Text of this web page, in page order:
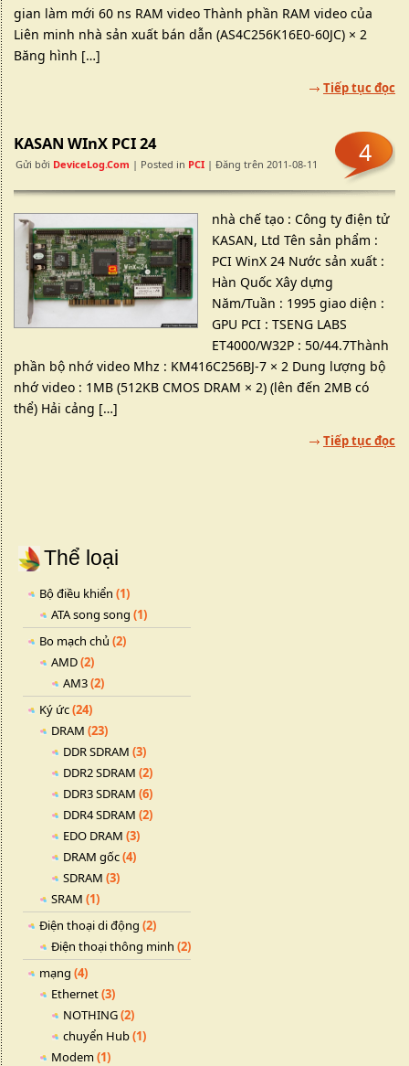
gian làm mới 60 ns RAM video Thành phần RAM video của
Liên minh nhà sản xuất bán dẫn (AS4C256K16E0-60JC) × 2
Băng hình […]
Tiếp tục đọc
KASAN WInX PCI 24
Gửi bởi DeviceLog.com | Posted in PCI | Đăng trên 2011-08-11 4
nhà chế tạo : Công ty điện tử
KASAN, Ltd Tên sản phẩm :
PCI WinX 24 Nước sản xuất :
Hàn Quốc Xây dựng
Năm/Tuần : 1995 giao diện :
GPU PCI : TSENG LABS
ET4000/W32P : 50/44.7Thành
phần bộ nhớ video Mhz : KM416C256BJ-7 × 2 Dung lượng bộ
nhớ video : 1MB (512KB CMOS DRAM × 2) (lên đến 2MB có
thể) Hải cảng […]
Tiếp tục đọc
Thể loại
Bộ điều khiển (1)
ATA song song (1)
Bo mạch chủ (2)
AMD(2)
AM3(2)
Ký ức(24)
DRAM (23)
DDR SDRAM (3)
DDR2 SDRAM (2)
DDR3 SDRAM (6)
DDR4 SDRAM (2)
EDO DRAM (3)
DRAM gốc(4)
SDRAM (3)
SRAM (1)
Điện thoại di động (2)
Điện thoại thông minh (2)
mạng (4)
Ethernet(3)
NOTHING(2)
chuyển Hub(1)
Modem(1)